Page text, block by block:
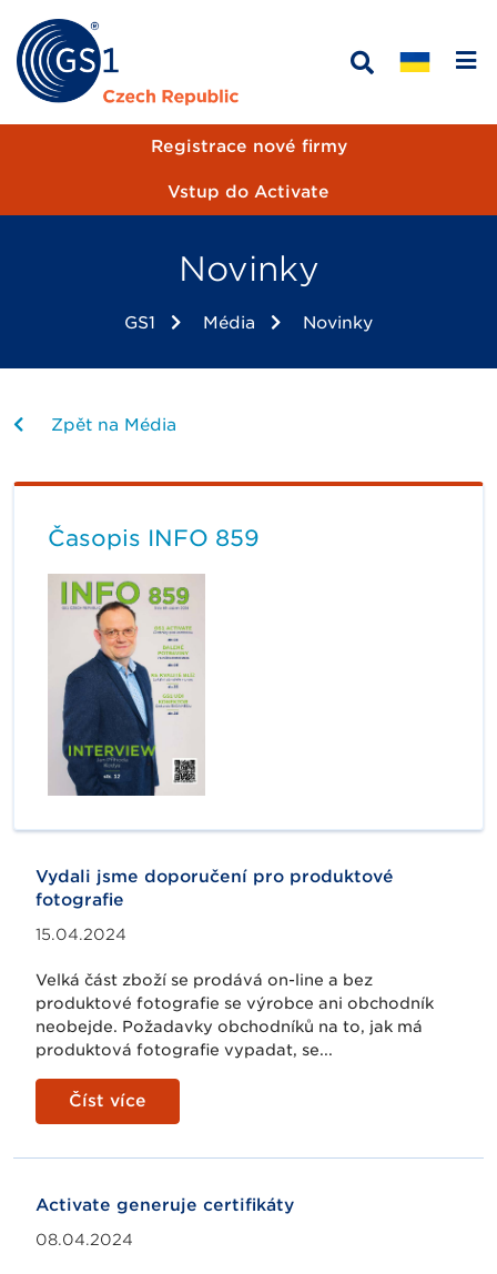
Registrace nové firmy
Vstup do Activate
Novinky
GS1 Média Novinky
Zpět na Média
Vydali jsme doporučení pro produktové
fotografie
15.04.2024
Velká část zboží se prodává on-line a bez
produktové fotografie se výrobce ani obchodník
neobejde. Požadavky obchodníků na to, jak má
produktová fotografie vypadat, se...
Číst více
Activate generuje certifikáty
08.04.2024
Časopis INFO 859